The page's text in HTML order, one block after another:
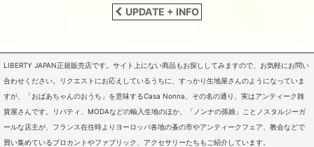
UPDATE + INFO
LIBERTY JAPAN正規販売店です。サイト上にない商品もお探ししてみますので、お気軽にお問い
合わせください。リクエストにお応えしているうちに、すっかり生地屋さんのようになっていま
すが、「おばあちゃんのおうち」を意味するCasa Nonna、その名の通り、実はアンティーク雑
貨屋さんです。リバティ、MODAなどの輸入生地のほか、「ノンナの孫娘」ことノスタルジーガ
ールな店主が、フランス在住時よりヨーロッパ各地の蚤の市やアンティークフェア、教会などで
買い集めているブロカントやファブリック、アクセサリーたちもご紹介しています。